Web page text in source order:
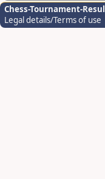
Chess-Tournament-
Legal details/Terms of use